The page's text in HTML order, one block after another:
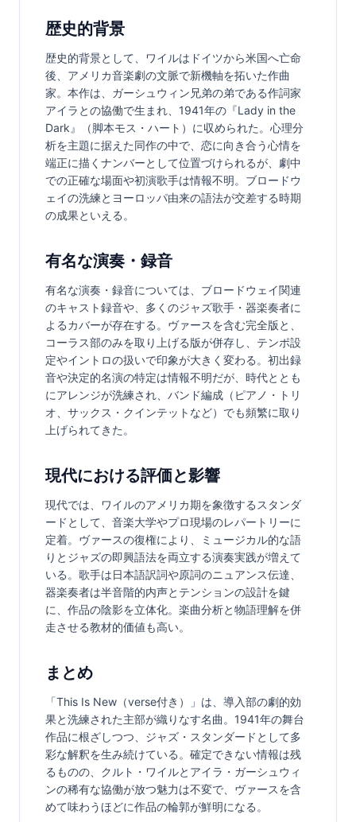
歴史的背景
歴史的背景として、ワイルはドイツから米国へ亡命
後、アメリカ音楽劇の文脈で新機軸を拓いた作曲
家。本作は、ガーシュウィン兄弟の弟である作詞家
アイラとの協働で生まれ、1941年の『Lady in the
Dark』（脚本モス・ハート）に収められた。心理分
析を主題に据えた同作の中で、恋に向き合う心情を
端正に描くナンバーとして位置づけられるが、劇中
での正確な場面や初演歌手は情報不明。ブロードウ
ェイの洗練とヨーロッパ由来の語法が交差する時期
の成果といえる。
有名な演奏・録音
有名な演奏・録音については、ブロードウェイ関連
のキャスト録音や、多くのジャズ歌手・器楽奏者に
よるカバーが存在する。ヴァースを含む完全版と、
コーラス部のみを取り上げる版が併存し、テンポ設
定やイントロの扱いで印象が大きく変わる。初出録
音や決定的名演の特定は情報不明だが、時代ととも
にアレンジが洗練され、バンド編成（ピアノ・トリ
オ、サックス・クインテットなど）でも頻繁に取り
上げられてきた。
現代における評価と影響
現代では、ワイルのアメリカ期を象徴するスタンダ
ードとして、音楽大学やプロ現場のレパートリーに
定着。ヴァースの復権により、ミュージカル的な語
りとジャズの即興語法を両立する演奏実践が増えて
いる。歌手は日本語訳詞や原詞のニュアンス伝達、
器楽奏者は半音階的内声とテンションの設計を鍵
に、作品の陰影を立体化。楽曲分析と物語理解を併
走させる教材的価値も高い。
まとめ
「This Is New（verse付き）」は、導入部の劇的効
果と洗練された主部が織りなす名曲。1941年の舞台
作品に根ざしつつ、ジャズ・スタンダードとして多
彩な解釈を生み続けている。確定できない情報は残
るものの、クルト・ワイルとアイラ・ガーシュウィ
ンの稀有な協働が放つ魅力は不変で、ヴァースを含
めて味わうほどに作品の輪郭が鮮明になる。